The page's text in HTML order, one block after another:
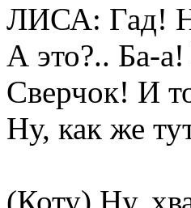
ЛИСА: Гад!
А это?.. Ба-
Сверчок! И
Ну, как же
(Коту) Ну,